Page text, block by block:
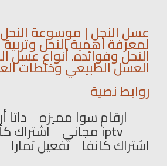
عسل النحل | موسوعة
لمعرفة أهمية النحل
النحل وفوائده. أنواع عسل
العسل الطبيعي وخلطات
روابط نصية
ارقام سوا مميزه
iptv مجاني اشتراك
اشتراك كانفا تفعيل تمارا